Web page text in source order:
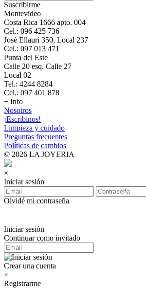
Suscribirme
Montevideo
Costa Rica 1666 apto. 004
Cel.: 096 425 736
José Ellauri 350, Local 237
Cel.: 097 013 471
Punta del Este
Calle 20 esq. Calle 27
Local 02
Tel.: 4244 8284
Cel.: 097 401 878
+ Info
Nosotros
¡Escribinos!
Limpieza y cuidado
Preguntas frecuentes
Políticas de cambios
© 2026 LA JOYERIA
×
Iniciar sesión
Olvidé mi contraseña
Iniciar sesión
Continuar como invitado
Crear una cuenta
×
Registrarme